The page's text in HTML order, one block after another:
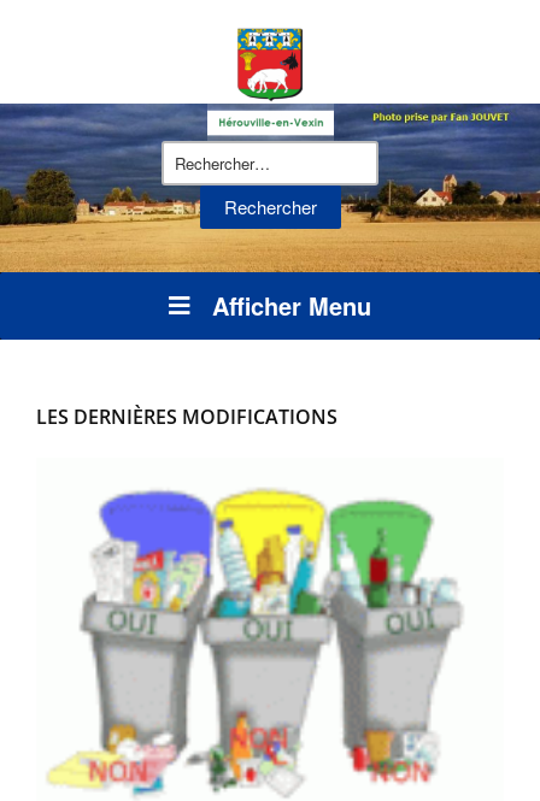
Rechercher :
Afficher Menu
LES DERNIÈRES MODIFICATIONS